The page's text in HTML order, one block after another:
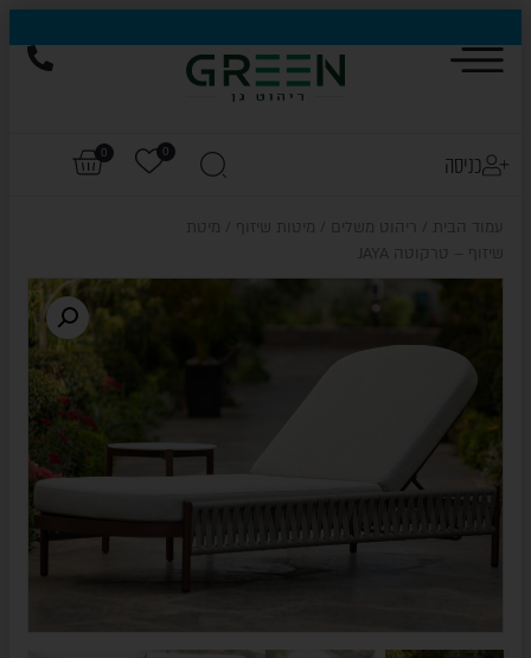
הייגולד- המותג שכבש את עולם החוץ, עכשיו בהנחות של עד 50%
כניסה 0
0
עמוד הבית ריהוט משלים מיטות שיזוף / מיטת
שיזוף – טרקוטה JAYA